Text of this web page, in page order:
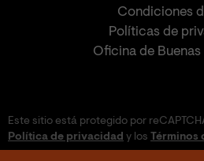
Condiciones
Políticas de
Oficina de
Este sitio está protegido por
Política de privacidad y los Términos